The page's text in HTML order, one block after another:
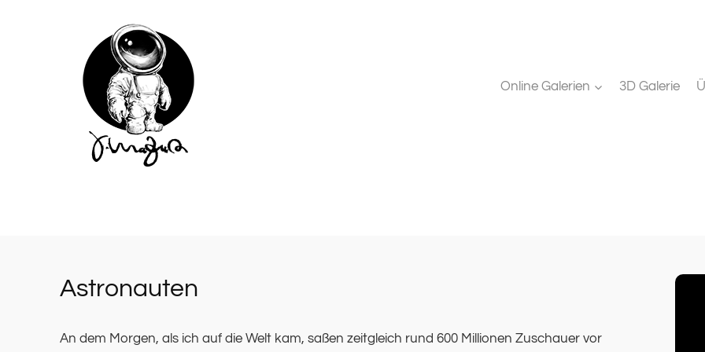
Online Galerien 3D Galerie
Astronauten
An dem Morgen, als ich auf die Welt kam, saßen zeitgleich rund 600 Millionen Zuschauer vor den
An dem Morgen, als ich auf die Welt kam, saßen zeitgleich rund 600 Millionen Zuschauer vor